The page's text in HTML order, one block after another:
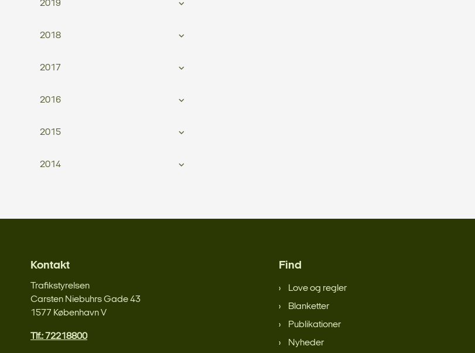
2019
2018
2017
2016
2015
2014
Kontakt
Trafikstyrelsen
Carsten Niebuhrs Gade 43
1577 København V
Tlf.: 72218800
Find
Love og regler
Blanketter
Publikationer
Nyheder